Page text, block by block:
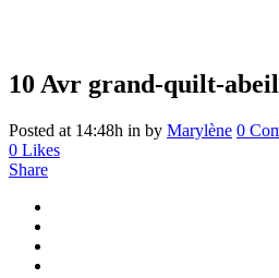
10 Avr grand-quilt-
Posted at 14:48h in by Marylène 0
0 Likes
Share